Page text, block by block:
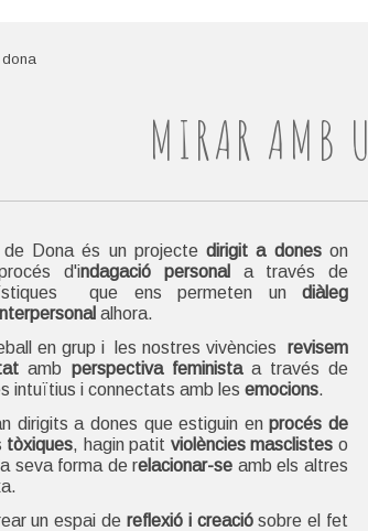
MIRAR AMB
de Dona és un projectedirigit a doneson
d'indagació personal
a través de
que ens permeten un diàleg
alhora.
en grup i les nostres vivències revisem
amb perspectiva feministaa través de
intuïtius i connectats amb les emocions.
dirigits a dones que estiguin enprocés de
tòxiques, hagin patit violències masclistes o
seva forma de relacionar-se amb els altres
un espai de reflexió i creaciósobre el fet